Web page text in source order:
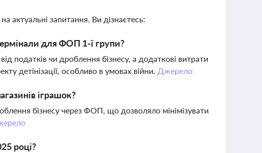
актуальні запитання. Ви дізнаєтесь:
для ФОП 1-ї групи?
податків чи дроблення бізнесу, а додаткові витрати
детінізації, особливо в умовах війни. Джерело
іграшок?
бізнесу через ФОП, що дозволяло мінімізувати
році?